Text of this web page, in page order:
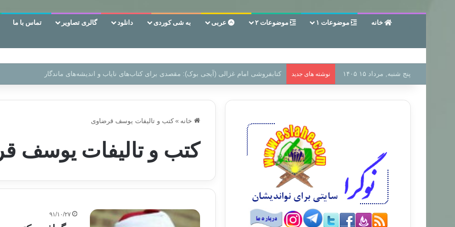
خانه موضوعات ۱ موضوعات ۲ عربی به شی کوردی دانلود گالری تصاویر تماس با ما
پنج شنبه, مرداد ۱۵ ۱۴۰۵ نوشته های جدید سر دفتر فساد در زمین‌، دوری وکناره‌گیری از راه خداست‌!
خانه » کتب و تالیفات یوسف قرضاوی
کتب و تالیفات یوسف
۹۱/۱۰/۲۷